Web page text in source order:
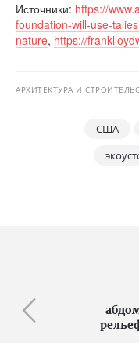
Источники: https://
foundation-will-use-
nature, https://
АРХИТЕКТУРА И
США